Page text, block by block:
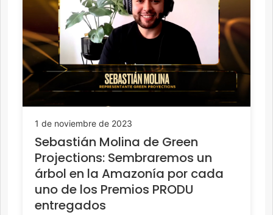
1 de noviembre de 2023
Sebastián Molina de Green
Projections: Sembraremos un
árbol en la Amazonía por cada
uno de los Premios PRODU
entregados